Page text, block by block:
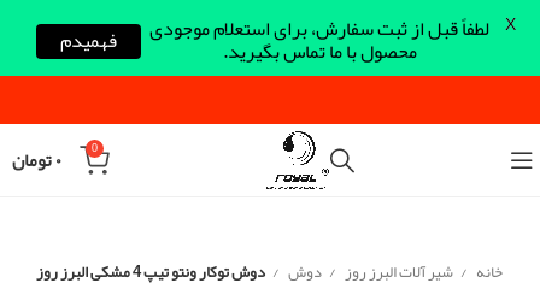
0 ۰تومان
خانه شیر آلات البرز روز دوش دوش توکار ونتو تیپ 4 مشکی البرز روز
لطفاً قبل از ثبت سفارش، برای استعلام موجودی
محصول با ما تماس بگیرید. فهمیدم X